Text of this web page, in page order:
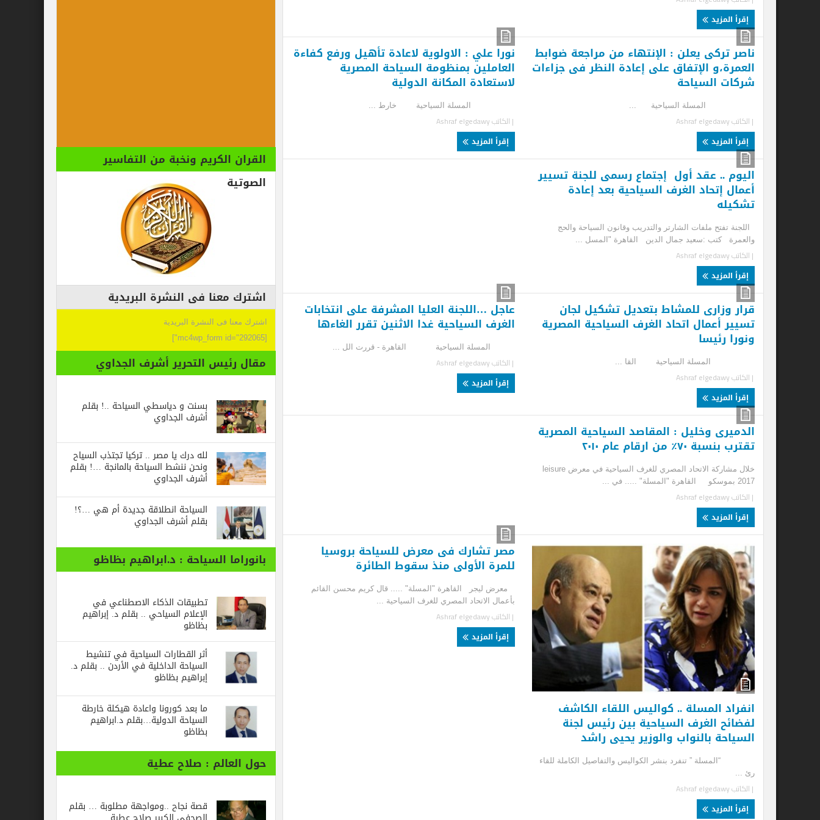
ناصر تركى يعلن : الإنتهاء من مراجعة ضوابط
العمرة،و الإتفاق على إعادة النظر فى جزاءات
شركات السياحة
المسلة السياحية ...
Ashraf elgedawy
نورا علي : الاولوية لاعادة تأهيل ورفع كفاءة
العاملين بمنظومة السياحة المصرية
لاستعادة المكانة الدولية
المسلة السياحية خارط ...
Ashraf elgedawy
اليوم .. عقد أول إجتماع رسمى للجنة تسيير
أعمال إتحاد الغرف السياحية بعد إعادة
اللجنة تفتح ملفات الشارتر والتدريب وقانون السياحة والحج
والعمرة كتب :سعيد جمال الدين القاهرة "المسل ...
Ashraf elgedawy
قرار وزارى للمشاط بتعديل تشكيل لجان
تسيير أعمال اتحاد الغرف السياحية المصرية
ونورا رئيسا
المسلة السياحية القا ...
Ashraf elgedawy
عاجل …اللجنة العليا المشرفة على انتخابات
الغرف السياحية غدا الاثنين تقرر الغاءها
المسلة السياحية القاهرة - قررت الل ...
Ashraf elgedawy
الدميرى وخليل : المقاصد السياحية المصرية
تقترب بنسبة ٧٠٪‏ من ارقام عام ٢٠١٠
خلال مشاركة الاتحاد المصري للغرف السياحية في معرض leisure
Ashraf elgedawy
انفراد المسلة .. كواليس اللقاء الكاشف
لفضائح الغرف السياحية بين رئيس لجنة
السياحة بالنواب والوزير يحيى راشد
“المسلة ” تنفرد بنشر الكواليس والتفاصيل الكاملة للقاء
Ashraf elgedawy
مصر تشارك فى معرض للسياحة بروسيا
للمرة الأولى منذ سقوط الطائرة
معرض ليجر القاهرة "المسلة" ..... قال كريم محسن القائم
بأعمال الاتحاد المصري للغرف السياحية ...
| الكاتب Ashraf elgedawy
إقرأ المزيد
القران الكريم ونخبة من التفاسير
اشترك معنا فى النشرة البريدية
اشترك معنا فى النشرة البريدية
مقال رئيس التحرير أشرف الجداوي
بسنت و دياسطي السياحة ..! بقلم
أشرف الجداوي
لله درك يا مصر .. تركيا تجتذب السياح
ونحن ننشط السياحة بالمانجة …! بقلم
أشرف الجداوي
السياحة انطلاقة جديدة أم هي …؟!
بقلم أشرف الجداوي
بانوراما السياحة : د.ابراهيم بظاظو
تطبيقات الذكاء الاصطناعي في
الإعلام السياحي .. بقلم د. إبراهيم
بظاظو
أثر القطارات السياحية في تنشيط
السياحة الداخلية في الأردن .. بقلم د.
إبراهيم بظاظو
ما بعد كورونا واعادة هيكلة خارطة
السياحة الدولية…بقلم د.ابراهيم
بظاظو
حول العالم : صلاح عطية
قصة نجاح ..ومواجهة مطلوبة … بقلم